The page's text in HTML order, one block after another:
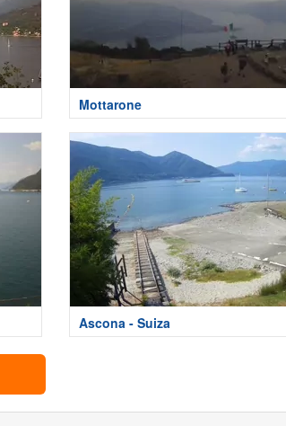
Mottarone
Ascona - Suiza